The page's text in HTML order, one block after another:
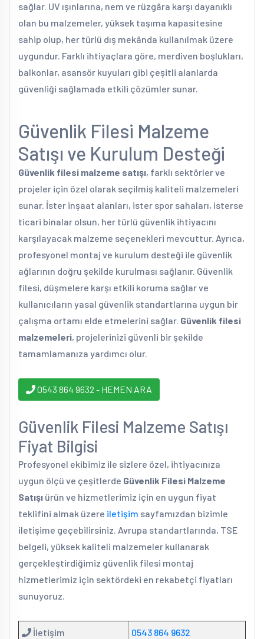
sağlar. UV ışınlarına, nem ve rüzgâra karşı dayanıklı
olan bu malzemeler, yüksek taşıma kapasitesine
sahip olup, her türlü dış mekânda kullanılmak üzere
uygundur. Farklı ihtiyaçlara göre, merdiven boşlukları,
balkonlar, asansör kuyuları gibi çeşitli alanlarda
güvenliği sağlamada etkili çözümler sunar.
Güvenlik Filesi Malzeme
Satışı ve Kurulum Desteği
Güvenlik filesi malzeme satışı, farklı sektörler ve
projeler için özel olarak seçilmiş kaliteli malzemeleri
sunar. İster inşaat alanları, ister spor sahaları, isterse
ticari binalar olsun, her türlü güvenlik ihtiyacını
karşılayacak malzeme seçenekleri mevcuttur. Ayrıca,
profesyonel montaj ve kurulum desteği ile güvenlik
ağlarının doğru şekilde kurulması sağlanır. Güvenlik
filesi, düşmelere karşı etkili koruma sağlar ve
kullanıcıların yasal güvenlik standartlarına uygun bir
çalışma ortamı elde etmelerini sağlar. Güvenlik filesi
malzemeleri, projelerinizi güvenli bir şekilde
tamamlamanıza yardımcı olur.
0543 864 9632 - HEMEN ARA
Güvenlik Filesi Malzeme Satışı
Fiyat Bilgisi
Profesyonel ekibimiz ile sizlere özel, ihtiyacınıza
uygun ölçü ve çeşitlerde Güvenlik Filesi Malzeme
Satışı ürün ve hizmetlerimiz için en uygun fiyat
teklifini almak üzere iletişim sayfamızdan bizimle
iletişime geçebilirsiniz. Avrupa standartlarında, TSE
belgeli, yüksek kaliteli malzemeler kullanarak
gerçekleştirdiğimiz güvenlik filesi montaj
hizmetlerimiz için sektördeki en rekabetçi fiyatları
sunuyoruz.
İletişim 0543 864 9632